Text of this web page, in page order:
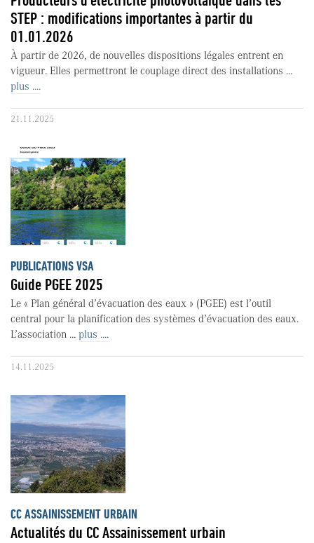
STEP : modifications importantes à partir du
01.01.2026
À partir de 2026, de nouvelles dispositions légales entrent en
vigueur. Elles permettront le couplage direct des installations ...
plus ....
21.11.2025
PUBLICATIONS VSA
Guide PGEE 2025
Le « Plan général d’évacuation des eaux » (PGEE) est l’outil
central pour la planification des systèmes d’évacuation des eaux.
L’association ... plus ....
14.11.2025
CC ASSAINISSEMENT URBAIN
Actualités du CC Assainissement urbain